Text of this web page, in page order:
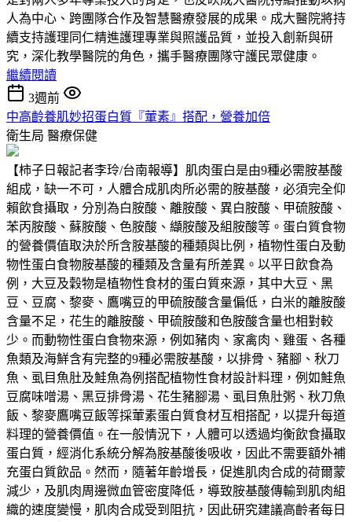
人為中心、跨團隊合作及智慧醫療發展的成果。成大醫院將持
續支持護理同仁精進護理專業與照護品質，並投入創新與研
究，深化教學醫院的角色，攜手醫療團隊守護民眾健康。
繼續閱讀
3週前
中高齡養肌妙招蛋白質『葷素』搭配，營養加倍
衛生局 醫療保健
【柿子日報記者李玲/台南報導】肌肉蛋白是由9種必需胺基酸
組成，缺一不可，人體合成肌肉所必需的胺基酸，必須完全仰
賴飲食攝取，分別為白胺酸、離胺酸、異白胺酸、甲硫胺酸、
苯丙胺酸、蘇胺酸、色胺酸、纈胺酸及組胺酸等。蛋白質食物
的營養價值取決於所含胺基酸的種類與比例，植物性蛋白及動
物性蛋白食物胺基酸的種類及含量有所差異。以平日飲食為
例，大豆及穀物是植物性食材的蛋白質來源，其中大豆、黑
豆、豆腐、黎麥、鷹嘴豆的甲硫胺酸含量偏低，白米的離胺酸
含量不足，花生的離胺酸、甲硫胺酸和色胺酸含量也相對較
少。而動物性蛋白食物來源，例如豬肉、家禽肉、雞蛋、各種
魚類及海鮮含有完整的9種必需胺基酸，以排骨、豬腳、秋刀
魚、虱目魚肚及鮭魚為例搭配植物性食材設計料理，例如鮭魚
豆腐味噌湯、黑豆排骨湯、花生豬腳湯、虱目魚肚粥、秋刀魚
飯、黎麥鷹嘴豆飯等採葷素蛋白質食材互相搭配，以提升每道
料理的營養價值。在一般情況下，人體可以透過均衡飲食攝取
蛋白質，經消化系統分解為胺基酸後吸收，因此不需要額外補
充蛋白質飲品。然而，隨著年齡增長，促進肌肉合成的荷爾蒙
減少，及肌肉周邊微血管密度降低，導致胺基酸傳輸到肌肉組
織的速度變慢，肌肉合成受到阻抗，因此研究建議高齡者每日